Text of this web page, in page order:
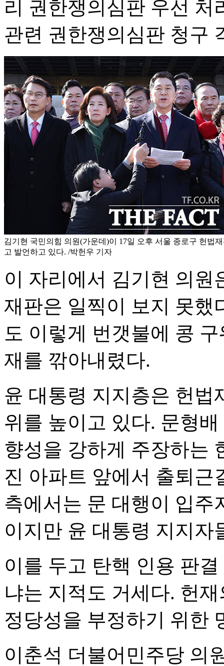
리 권한쟁의심판 우선 처
관련 권한쟁의심판 청구
김기현 국민의힘 의원(가운데)이 17일 오후 서울 종로구 헌법
고 발언하고 있다. /박헌우 기자
이 자리에서 김기현 의
재판은 일찍이 보지 못했
도 이렇게 번갯불에 콩
재를 깎아내렸다.
윤 대통령 지지층은 헌법
위를 높이고 있다. 문형
향성을 강하게 주장하는
진 아파트 앞에서 출퇴근
측에서는 문 대행이 입주
이지만 윤 대통령 지지자
이를 두고 탄핵 인용 판
냐는 지적도 거세다. 헌
정당성을 부정하기 위한
이춘석 더불어민주당 의